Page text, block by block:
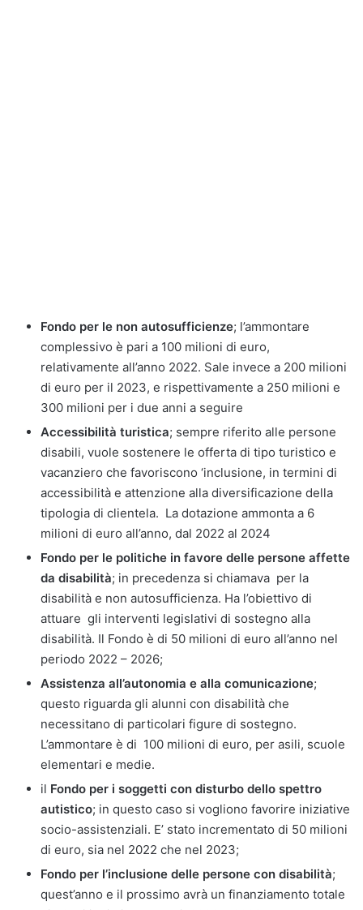
Fondo per le non autosufficienze; l’ammontare
complessivo è pari a 100 milioni di euro,
relativamente all’anno 2022. Sale invece a 200 milioni
di euro per il 2023, e rispettivamente a 250 milioni e
300 milioni per i due anni a seguire
Accessibilità turistica; sempre riferito alle persone
disabili, vuole sostenere le offerta di tipo turistico e
vacanziero che favoriscono ‘inclusione, in termini di
accessibilità e attenzione alla diversificazione della
tipologia di clientela. La dotazione ammonta a 6
milioni di euro all’anno, dal 2022 al 2024
Fondo per le politiche in favore delle persone affette
da disabilità; in precedenza si chiamava per la
disabilità e non autosufficienza. Ha l’obiettivo di
attuare gli interventi legislativi di sostegno alla
disabilità. Il Fondo è di 50 milioni di euro all’anno nel
periodo 2022 – 2026;
Assistenza all’autonomia e alla comunicazione;
questo riguarda gli alunni con disabilità che
necessitano di particolari figure di sostegno.
L’ammontare è di 100 milioni di euro, per asili, scuole
elementari e medie.
il Fondo per i soggetti con disturbo dello spettro
autistico; in questo caso si vogliono favorire iniziative
socio-assistenziali. E’ stato incrementato di 50 milioni
di euro, sia nel 2022 che nel 2023;
Fondo per l’inclusione delle persone con disabilità;
quest’anno e il prossimo avrà un finanziamento totale